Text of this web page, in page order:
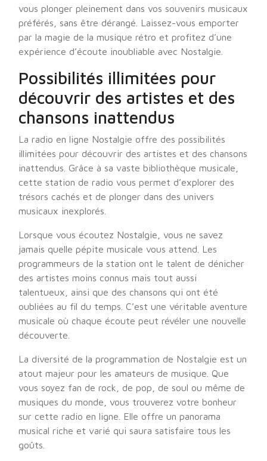
vous plonger pleinement dans vos souvenirs musicaux
préférés, sans être dérangé. Laissez-vous emporter
par la magie de la musique rétro et profitez d’une
expérience d’écoute inoubliable avec Nostalgie.
Possibilités illimitées pour
découvrir des artistes et des
chansons inattendus
La radio en ligne Nostalgie offre des possibilités
illimitées pour découvrir des artistes et des chansons
inattendus. Grâce à sa vaste bibliothèque musicale,
cette station de radio vous permet d’explorer des
trésors cachés et de plonger dans des univers
musicaux inexplorés.
Lorsque vous écoutez Nostalgie, vous ne savez
jamais quelle pépite musicale vous attend. Les
programmeurs de la station ont le talent de dénicher
des artistes moins connus mais tout aussi
talentueux, ainsi que des chansons qui ont été
oubliées au fil du temps. C’est une véritable aventure
musicale où chaque écoute peut révéler une nouvelle
découverte.
La diversité de la programmation de Nostalgie est un
atout majeur pour les amateurs de musique. Que
vous soyez fan de rock, de pop, de soul ou même de
musiques du monde, vous trouverez votre bonheur
sur cette radio en ligne. Elle offre un panorama
musical riche et varié qui saura satisfaire tous les
goûts.